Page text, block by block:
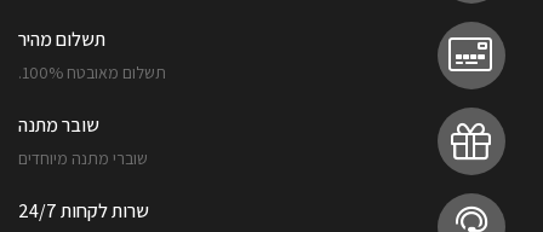
תשלום מהיר
תשלום מאובטח 100%.
שובר מתנה
שוברי מתנה מיוחדים
שרות לקחות 24/7